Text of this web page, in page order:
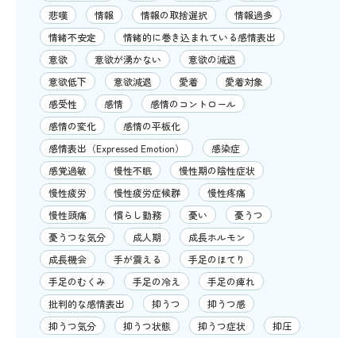
悲嘆
情報 情報の取捨選択
情報過多
情緒不安定
情緒的に巻き込まれている感情表出
意欲
意欲が湧かない
意欲の減退
意欲低下
意欲減退 愛着
愛着対象
感受性
感情
感情のコントロール
感情の変化
感情の平板化
感情表出（Expressed Emotion）
感染症
感覚過敏
慢性不眠
慢性期の陰性症状
慢性疲労
慢性疲労症候群
慢性疼痛
慢性頭痛
慣らし勤務 憂い
憂うつ
憂うつな気分
成人期
成長ホルモン
成長機会
手が震える
手足のほてり
手足のむくみ
手足の冷え
手足の痺れ
批判的な感情表出
抑うつ
抑うつ感
抑うつ気分
抑うつ状態 抑うつ症状
抑圧